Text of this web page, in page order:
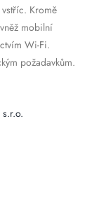
Kromě
mobilní
Wi-Fi.
požadavkům.